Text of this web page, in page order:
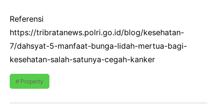
Referensi
https://tribratanews.polri.go.id/blog/kesehatan-
7/dahsyat-5-manfaat-bunga-lidah-mertua-bagi-
kesehatan-salah-satunya-cegah-kanker
Property